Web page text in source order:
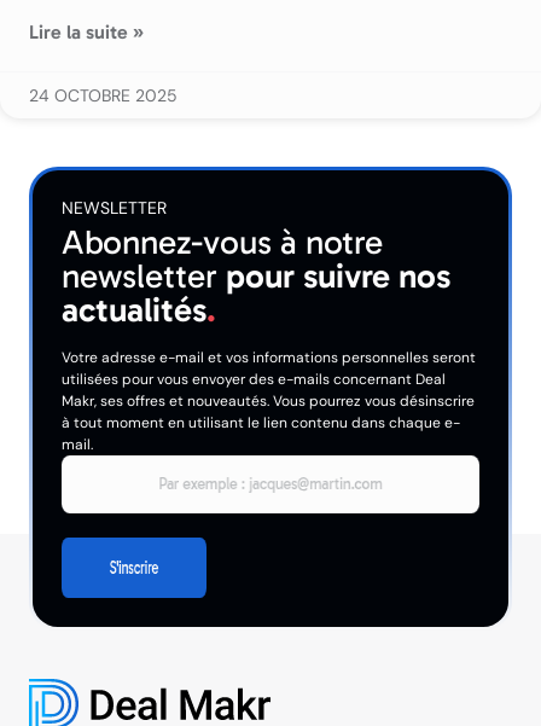
Lire la suite »
24 OCTOBRE 2025
NEWSLETTER
Abonnez-vous à notre
newsletter pour suivre nos
actualités.
Votre adresse e-mail et vos informations personnelles seront
utilisées pour vous envoyer des e-mails concernant Deal
Makr, ses offres et nouveautés. Vous pourrez vous désinscrire
à tout moment en utilisant le lien contenu dans chaque e-
mail.